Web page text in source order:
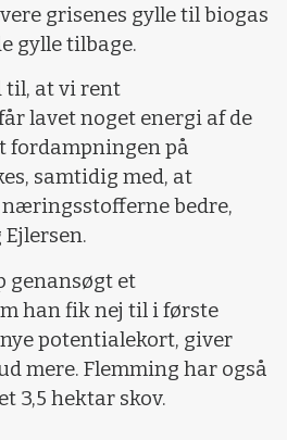
grisenes gylle til biogas
gylle tilbage.
til, at vi rent
lavet noget energi af de
fordampningen på
samtidig med, at
bedre,
genansøgt et
han fik nej til i første
potentialekort, giver
mere. Flemming har også
3,5 hektar skov.